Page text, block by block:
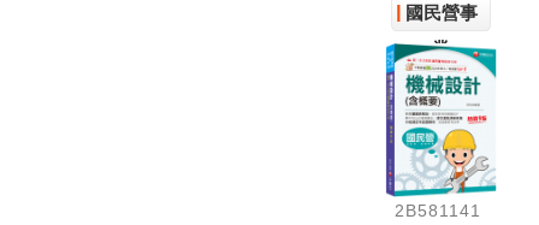
民營事業
／台電／
捷運／普
考／四等
特考）
國民營事
業
2B581141